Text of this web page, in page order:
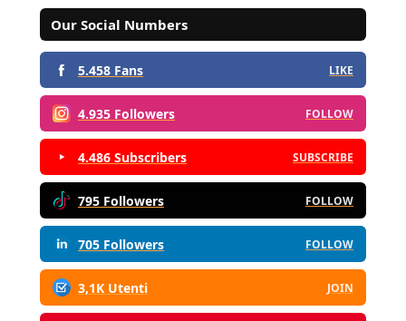
Our Social Numbers
5.458 Fans LIKE
4.935 Followers FOLLOW
4.486 Subscribers SUBSCRIBE
795 Followers FOLLOW
705 Followers FOLLOW
3,1K Utenti JOIN